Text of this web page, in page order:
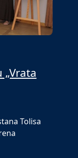
Tolisa